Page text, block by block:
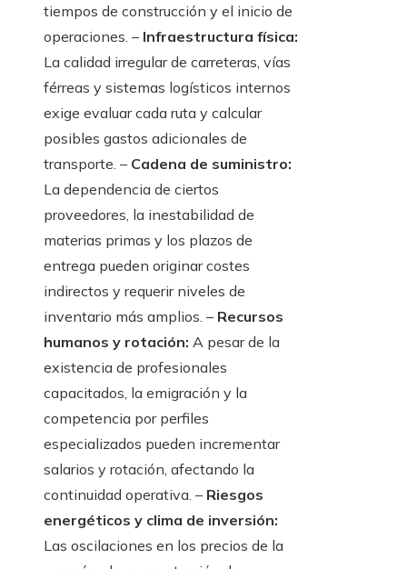
tiempos de construcción y el inicio de
operaciones. – Infraestructura física:
La calidad irregular de carreteras, vías
férreas y sistemas logísticos internos
exige evaluar cada ruta y calcular
posibles gastos adicionales de
transporte. – Cadena de suministro:
La dependencia de ciertos
proveedores, la inestabilidad de
materias primas y los plazos de
entrega pueden originar costes
indirectos y requerir niveles de
inventario más amplios. – Recursos
humanos y rotación: A pesar de la
existencia de profesionales
capacitados, la emigración y la
competencia por perfiles
especializados pueden incrementar
salarios y rotación, afectando la
continuidad operativa. – Riesgos
energéticos y clima de inversión:
Las oscilaciones en los precios de la